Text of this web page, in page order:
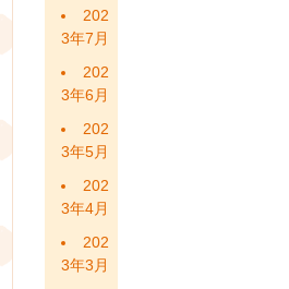
202
3年7月
202
3年6月
202
3年5月
202
3年4月
202
3年3月